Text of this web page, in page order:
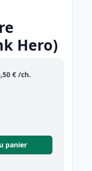
Hero)
€ /ch.
panier,